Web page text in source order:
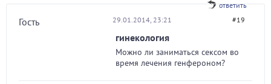
ответить
Гость 29.01.2014, 23:21 #19
гинекология
Можно ли заниматься сексом во
время лечения генфероном?